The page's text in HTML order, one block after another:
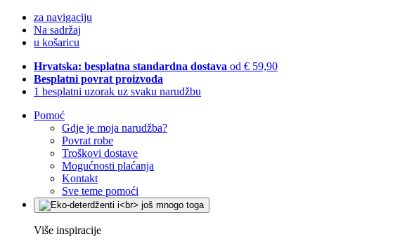
za navigaciju
Na sadržaj
u košaricu
Hrvatska: besplatna standardna dostava od € 59,90
Besplatni povrat proizvoda
1 besplatni uzorak uz svaku narudžbu
Pomoć
Gdje je moja narudžba?
Povrat robe
Troškovi dostave
Mogućnosti plaćanja
Kontakt
Sve teme pomoći
Više inspiracije